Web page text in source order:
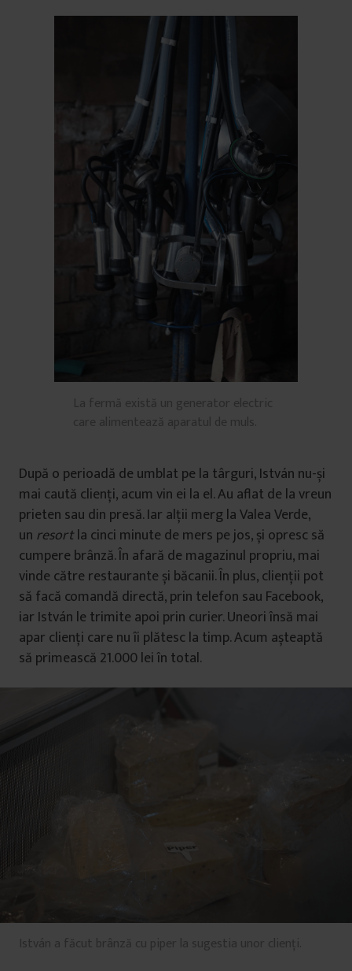
La fermă există un generator electric
care alimentează aparatul de muls.
După o perioadă de umblat pe la târguri, István nu-și
mai caută clienți, acum vin ei la el. Au aflat de la vreun
prieten sau din presă. Iar alții merg la Valea Verde,
un resortla cinci minute de mers pe jos, și opresc să
cumpere brânză. În afară de magazinul propriu, mai
vinde către restaurante și băcanii. În plus, clienții pot
să facă comandă directă, prin telefon sau Facebook,
iar István le trimite apoi prin curier. Uneori însă mai
apar clienți care nu îi plătesc la timp. Acum așteaptă
să primească 21.000 lei în total.
István a făcut brânză cu piper la sugestia unor clienți.